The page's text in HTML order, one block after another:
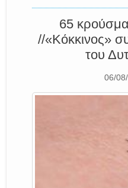
65
//«Κόκκινος»
του
06/